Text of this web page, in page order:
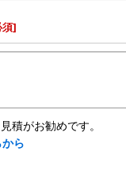
須]
積がお勧めです。
ら